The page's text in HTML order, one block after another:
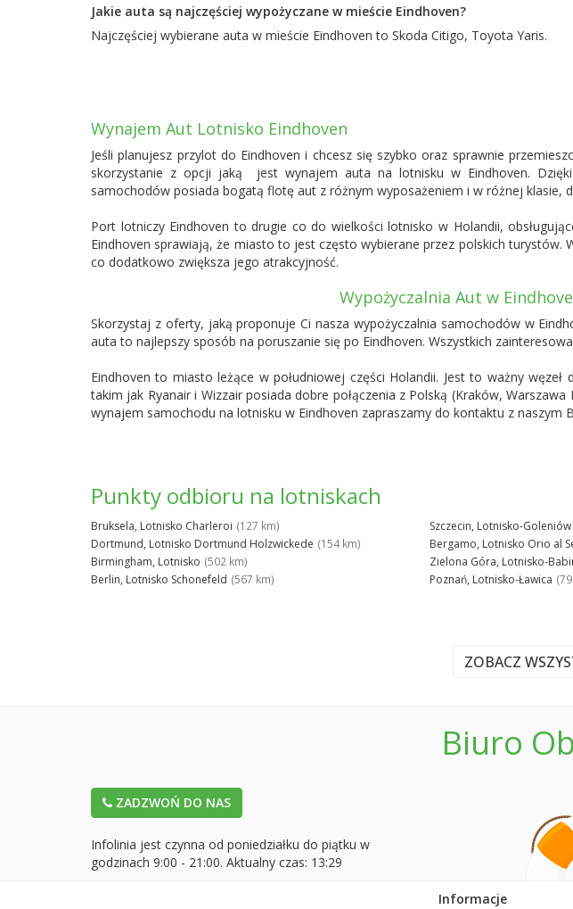
Jakie auta są najczęściej wypożyczane w mieście Eindhoven?
Najczęściej wybierane auta w mieście Eindhoven to Skoda Citigo, Toyota Yaris.
Wynajem Aut Lotnisko Eindhoven
Jeśli planujesz przylot do Eindhoven i chcesz się szybko oraz sprawnie
skorzystanie z opcji jaką jest wynajem auta na lotnisku w Eindhoven.
samochodów posiada bogatą flotę aut z różnym wyposażeniem i w różnej klasie,
Port lotniczy Eindhoven to drugie co do wielkości lotnisko w Holandii,
Eindhoven sprawiają, że miasto to jest często wybierane przez polskich
co dodatkowo zwiększa jego atrakcyjność.
Wypożyczalnia Aut w
Skorzystaj z oferty, jaką proponuje Ci nasza wypożyczalnia samochodów w
auta to najlepszy sposób na poruszanie się po Eindhoven. Wszystkich
Eindhoven to miasto leżące w południowej części Holandii. Jest to ważny
takim jak Ryanair i Wizzair posiada dobre połączenia z Polską (Kraków,
wynajem samochodu na lotnisku w Eindhoven zapraszamy do kontaktu z naszym
Punkty odbioru na lotniskach
Bruksela, Lotnisko Charleroi (127 km)
Dortmund, Lotnisko Dortmund Holzwickede (154 km)
Birmingham, Lotnisko (502 km)
Berlin, Lotnisko Schonefeld (567 km)
Szczecin, Lotnisko-Goleniów
Bergamo, Lotnisko Orio al
Zielona Góra, Lotnisko-
Poznań, Lotnisko-Ławica
ZOBACZ
Biuro
ZADZWOŃ DO NAS
Infolinia jest czynna od poniedziałku do piątku w
godzinach 9:00 - 21:00. Aktualny czas: 13:29
Informacje